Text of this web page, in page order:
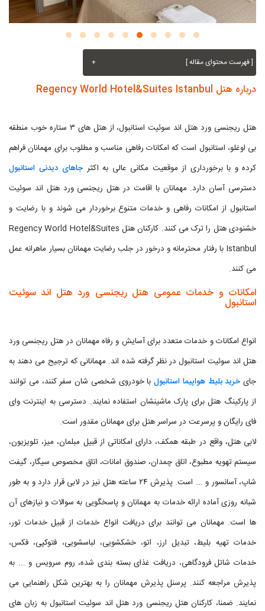
[ فهرست محتوای مقاله ] +
درباره هتل Regency World Hotel&Suites Istanbul
هتل ریجنسی ورد هتل اند سوئیت استانبول، از هتل های ۳ ستاره خوب منطقه
بی اوغلو، استانبول است که امکانات رفاهی مناسب و مطلوب برای مهمانان فراهم
کرده و با برخورداری از موقعیت مکانی عالی به اکثر جاهای دیدنی استانبول
دسترسی آسان دارد. مهمانان با اقامت در هتل ریجنسی ورد هتل اند سوئیت
استانبول از امکانات رفاهی و خدمات متنوع برخوردار می شوند و با رضایت و
خشنودی هتل را ترک می کنند. کارکنان هتل Regency World Hotel&Suites
Istanbul با رفتار محترمانه و درخور در جلب رضایت مهمانان بسیار ماهرانه عمل
می کنند.
امکانات و خدمات عمومی هتل ریجنسی ورد هتل اند سوئیت
استانبول
انواع امکانات و خدمات متعدد برای آسایش و رفاه مهمانان در هتل ریجنسی ورد
هتل اند سوئیت استانبول در نظر گرفته شده اند. مهمانانی که ترجیح می دهند به
جای خرید بلیط هواپیما استانبول با خودروی شخصی شان سفر کنند، می توانند
از پارکینگ هتل برای پارک ماشینشان استفاده نمایند. دسترسی به اینترنت وای
فای رایگان و پرسرعت در سراسر هتل برای مهمانان مقدور است.
لابی هتل، واقع در طبقه همکف، دارای امکاناتی از قبیل مبلمان، میز، تلویزیون،
سیستم تهویه مطبوع، اتاق چمدان، صندوق امانات، اتاق مخصوص سیگار، گیفت
شاپ، آسانسور و ... است. پذیرش ۲۴ ساعته هتل نیز در لابی قرار دارد و به طور
شبانه روزی آماده ارائه خدمات به مهمانان و پاسخگویی به سوالات و نیازهای آن
ها است. مهمانان می توانند برای دریافت انواع خدمات از قبیل خدمات تور،
خدمات تهیه بلیط، تبدیل ارز، اتو، خشکشویی، لباسشویی، فتوکپی، فکس،
خدمات شاتل فرودگاهی، دریافت غذای بسته بندی شده، روم سرویس و ... به
پذیرش مراجعه کنند. پرسنل پذیرش مهمانان را به بهترین شکل راهنمایی می
نمایند. ضمنا، کارکنان هتل ریجنسی ورد هتل اند سوئیت استانبول به زبان های